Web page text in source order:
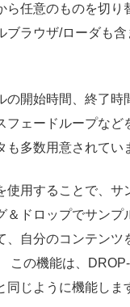
ら任意のものを切り
ブラウザ/ローダも含
の開始時間、終了時
フェードループなど
も多数用意されてい
使用することで、サ
＆ドロップでサンプ
、自分のコンテンツ
この機能は、
同じように機能しま